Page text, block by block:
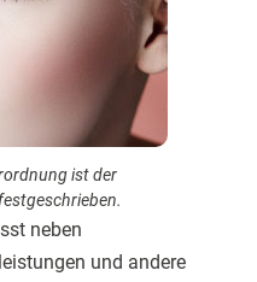
ist der
neben
und andere